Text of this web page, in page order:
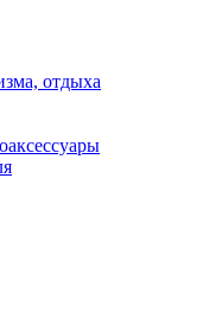
отдыха